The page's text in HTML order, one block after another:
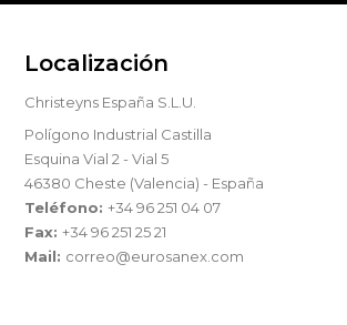
Localización
Christeyns España S.L.U.
Polígono Industrial Castilla
Esquina Vial 2 - Vial 5
46380 Cheste (Valencia) - España
Teléfono:+34 96 251 04 07
Fax:+34 96 251 25 21
Mail: correo@eurosanex.com